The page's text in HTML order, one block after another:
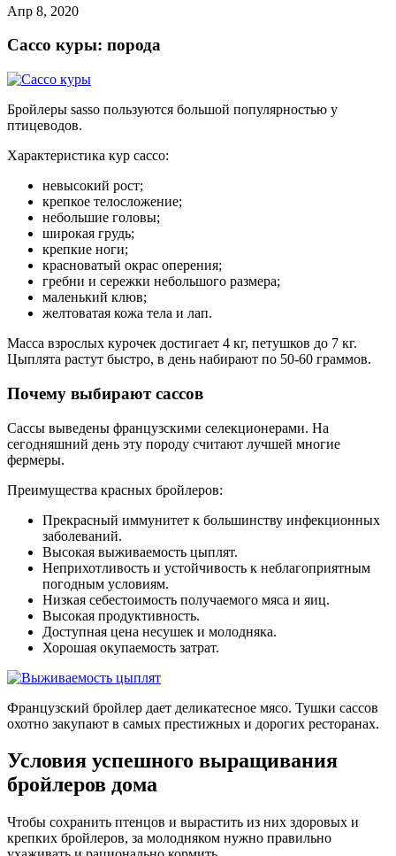
Апр 8, 2020
Сассо куры: порода
Бройлеры sasso пользуются большой популярностью у
птицеводов.
Характеристика кур сассо:
невысокий рост;
крепкое телосложение;
небольшие головы;
широкая грудь;
крепкие ноги;
красноватый окрас оперения;
гребни и сережки небольшого размера;
маленький клюв;
желтоватая кожа тела и лап.
Масса взрослых курочек достигает 4 кг, петушков до 7 кг.
Цыплята растут быстро, в день набирают по 50-60 граммов.
Почему выбирают сассов
Сассы выведены французскими селекционерами. На
сегодняшний день эту породу считают лучшей многие
фермеры.
Преимущества красных бройлеров:
Прекрасный иммунитет к большинству инфекционных
заболеваний.
Высокая выживаемость цыплят.
Неприхотливость и устойчивость к неблагоприятным
погодным условиям.
Низкая себестоимость получаемого мяса и яиц.
Высокая продуктивность.
Доступная цена несушек и молодняка.
Хорошая окупаемость затрат.
Французский бройлер дает деликатесное мясо. Тушки сассов
охотно закупают в самых престижных и дорогих ресторанах.
Условия успешного выращивания
бройлеров дома
Чтобы сохранить птенцов и вырастить из них здоровых и
крепких бройлеров, за молодняком нужно правильно